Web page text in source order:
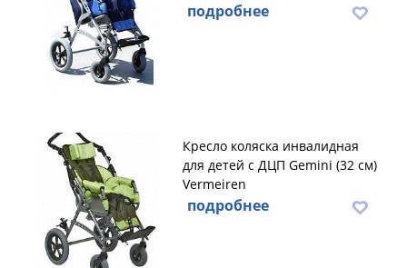
подробнее
Кресло коляска инвалидная
для детей с ДЦП Gemini (32 см)
Vermeiren
подробнее